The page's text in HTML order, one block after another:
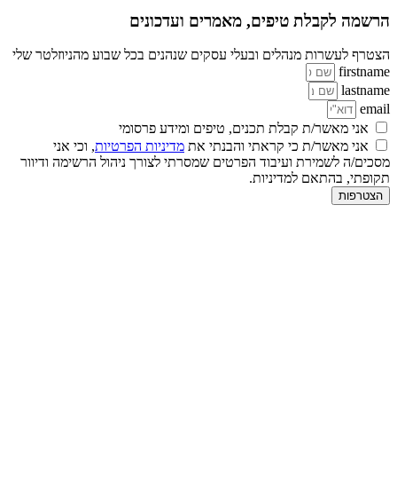
הרשמה לקבלת טיפים, מאמרים ועדכונים
הצטרף לעשרות מנהלים ובעלי עסקים שנהנים בכל שבוע מהניוזלטר שלי
firstname
lastname
email
אני מאשר/ת קבלת תכנים, טיפים ומידע פרסומי
אני מאשר/ת כי קראתי והבנתי את מדיניות הפרטיות, וכי אני
מסכים/ה לשמירת ועיבוד הפרטים שמסרתי לצורך ניהול הרשימה ודיוור
תקופתי, בהתאם למדיניות.
הצטרפות